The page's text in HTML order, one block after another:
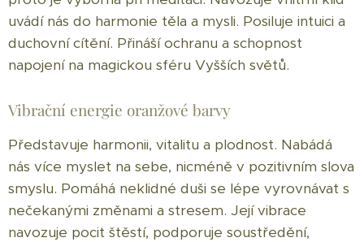
uvádí nás do harmonie těla a mysli. Posiluje intuici a
duchovní cítění. Přináší ochranu a schopnost
napojení na magickou sféru Vyšších světů.
Vibrační energie oranžové barvy
Představuje harmonii, vitalitu a plodnost. Nabádá
nás více myslet na sebe, nicméně v pozitivním slova
smyslu. Pomáhá neklidné duši se lépe vyrovnávat s
nečekanými změnami a stresem. Její vibrace
navozuje pocit štěstí, podporuje soustředění,